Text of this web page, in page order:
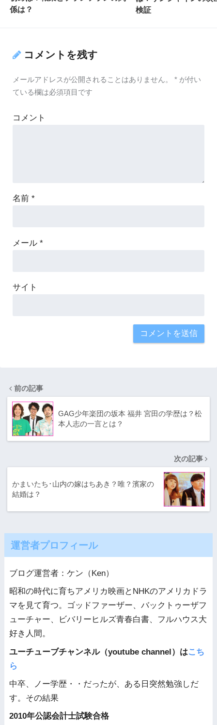
係は？
検証
コメントを残す
メールアドレスが公開されることはありません。 *が付い
ている欄は必須項目です
コメント
名前 *
メール *
サイト
前の記事
GAG少年楽団の坂本 福井 宮田の学歴は？松
本人志の一言とは？
次の記事
かまいたち･山内の嫁はちあき？唯？濱家の
結婚は？
運営者プロフィール
ブログ運営者：ケン（Ken）
昭和の時代に育ちアメリカ映画とNHKのアメリカドラ
マを見て育つ。ゴッドファーザー、バックトゥーザフ
ューチャー、ビバリーヒルズ青春白書、フルハウス大
好き人間。
ユーチューブチャンネル（youtube channel）はこち
ら
中卒、ノー学歴・・だったが、ある日突然勉強しだ
す。その結果
2010年公認会計士試験合格